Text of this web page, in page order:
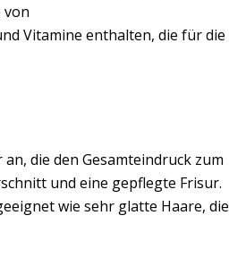
von
Vitamine enthalten, die für die
die den Gesamteindruck zum
und eine gepflegte Frisur.
wie sehr glatte Haare, die